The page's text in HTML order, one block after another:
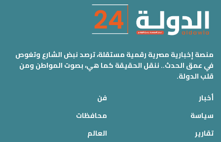
منصة إخبارية مصرية رقمية مستقلة، ترصد نبض الشارع وتغوص
في عمق الحدث.. ننقل الحقيقة كما هي، بصوت المواطن ومن
قلب الدولة.
أخبار
سياسة
تقارير
فن
محافظات
العالم